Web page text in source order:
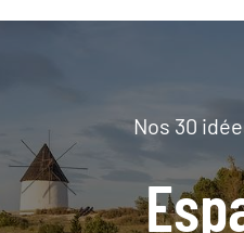
Nos 30